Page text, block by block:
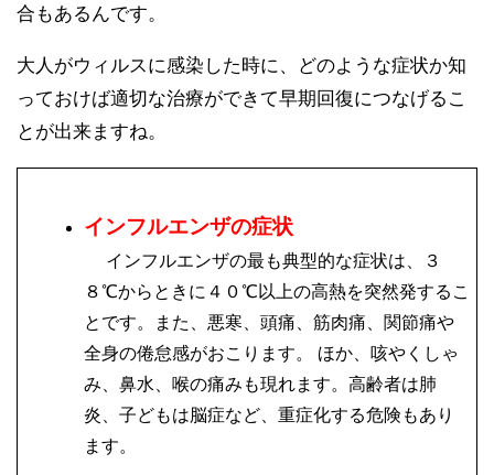
合もあるんです。
大人がウィルスに感染した時に、どのような症状か知
っておけば適切な治療ができて早期回復につなげるこ
とが出来ますね。
インフルエンザの症状
インフルエンザの最も典型的な症状は、３
８℃からときに４０℃以上の高熱を突然発するこ
とです。また、悪寒、頭痛、筋肉痛、関節痛や
全身の倦怠感がおこります。 ほか、咳やくしゃ
み、鼻水、喉の痛みも現れます。高齢者は肺
炎、子どもは脳症など、重症化する危険もあり
ます。